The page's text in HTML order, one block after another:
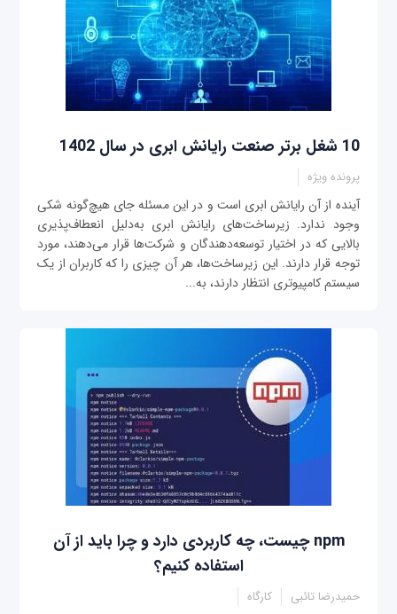
10 شغل برتر صنعت رایانش ابری در سال 1402
پرونده ویژه
آینده از آن رایانش ابری است و در این مسئله جای هیچ‌گونه شکی
وجود ندارد. زیرساخت‌های رایانش ابری به‌دلیل انعطاف‌پذیری
بالایی که در اختیار توسعه‌دهندگان و شرکت‌ها قرار می‌دهند، مورد
توجه قرار دارند. این زیرساخت‌ها، هر آن چیزی را که کاربران از یک
سیستم کامپیوتری انتظار دارند، به‌...
npm چیست، چه کاربردی دارد و چرا باید از آن
استفاده کنیم؟
حمیدرضا تائبی کارگاه